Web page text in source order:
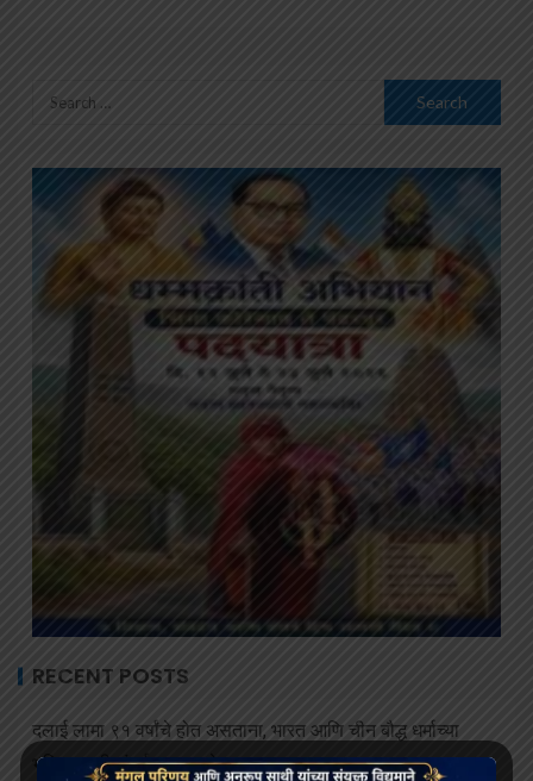
RECENT POSTS
दलाई लामा ९१ वर्षांचे होत असताना, भारत आणि चीन बौद्ध धर्माच्या
भविष्यासाठी संघर्ष करत आहेत